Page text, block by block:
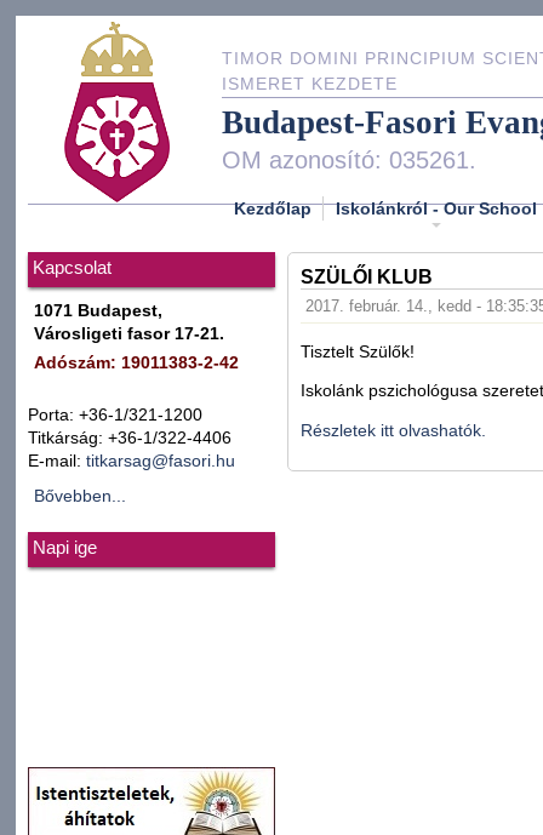
TIMOR DOMINI PRINCIPIUM
ISMERET KEZDETE
Budapest-Fasori
OM azonosító: 035261.
Kezdőlap Iskolánkról - Our School
Kapcsolat
1071 Budapest,
Városligeti fasor 17-21.
Adószám: 19011383-2-42
Porta: +36-1/321-1200
Titkárság: +36-1/322-4406
E-mail: titkarsag@fasori.hu
Bővebben...
Napi ige
SZÜLŐI KLUB
2017. február. 14., kedd -
Tisztelt Szülők!
Iskolánk pszichológusa
Részletek itt olvashatók.